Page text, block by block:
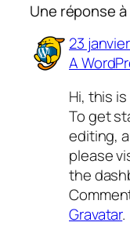
Une réponse
23
A
Hi, this
To get
editing,
please
the
Gravatar.